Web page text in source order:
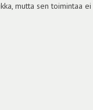
mutta sen toimintaa